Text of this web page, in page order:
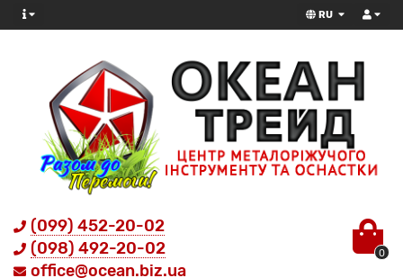
RU
(099) 452-20-02
(098) 492-20-02
office@ocean.biz.ua
0